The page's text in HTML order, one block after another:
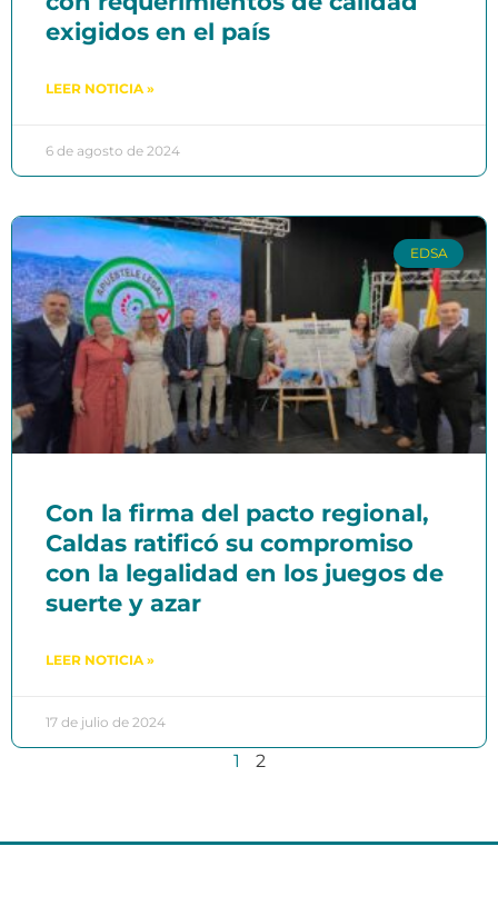
exigidos en el país
LEER NOTICIA »
6 de agosto de 2024
EDSA
Con la firma del pacto regional,
Caldas ratificó su compromiso
con la legalidad en los juegos de
suerte y azar
LEER NOTICIA »
17 de julio de 2024
1 2